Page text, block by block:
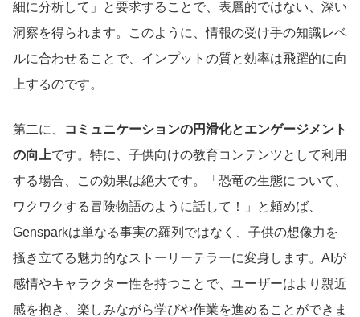
細に分析して」と要求することで、表層的ではない、深い
洞察を得られます。このように、情報の受け手の知識レベ
ルに合わせることで、インプットの質と効率は飛躍的に向
上するのです。
第二に、
コミュニケーションの円滑化とエンゲージメント
の向上です。特に、子供向けの教育コンテンツとして利用
する場合、この効果は絶大です。「恐竜の生態について、
ワクワクする冒険物語のように話して！」と頼めば、
Gensparkは単なる事実の羅列ではなく、子供の想像力を
掻き立てる魅力的なストーリーテラーに変身します。AIが
感情やキャラクター性を持つことで、ユーザーはより親近
感を抱き、楽しみながら学びや作業を進めることができま